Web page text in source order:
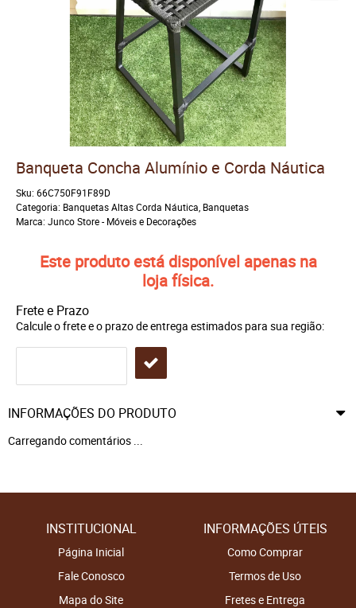
Banqueta Concha Alumínio e Corda Náutica
Sku: 66C750F91F89D
Categoria: Banquetas Altas Corda Náutica Banquetas
Marca: Junco Store - Móveis e Decorações
Este produto está disponível apenas na
loja física.
Frete e Prazo
Calcule o frete e o prazo de entrega estimados para sua região:
INFORMAÇÕES DO PRODUTO
Carregando comentários ...
INSTITUCIONAL
Página Inicial
Fale Conosco
Mapa do Site
INFORMAÇÕES ÚTEIS
Como Comprar
Termos de Uso
Fretes e Entrega